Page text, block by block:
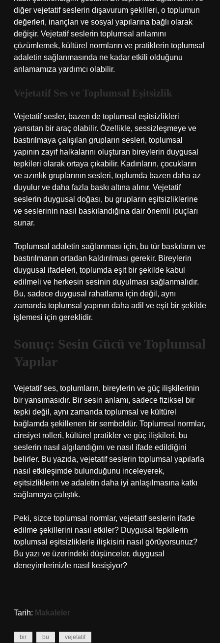
diğer vejetatif seslerin dışavurum şekilleri, o toplumun
değerleri, inançları ve sosyal yapılarına bağlı olarak
değişir. Vejetatif seslerin toplumsal anlamını
çözümlemek, kültürel normların ve pratiklerin toplumsal
adaletin sağlanmasında ne kadar etkili olduğunu
anlamamıza yardımcı olabilir.
Vejetatif Ses ve Toplumsal Eşitsizlik
Vejetatif sesler, bazen de toplumsal eşitsizlikleri
yansıtan bir araç olabilir. Özellikle, sessizleşmeye ve
bastırılmaya çalışılan grupların sesleri, toplumsal
yapının zayıf halkalarını oluşturan bireylerin duygusal
tepkileri olarak ortaya çıkabilir. Kadınların, çocukların
ve azınlık gruplarının sesleri, toplumda bazen daha az
duyulur ve daha fazla baskı altına alınır. Vejetatif
seslerin duygusal doğası, bu grupların eşitsizliklerine
ve seslerinin nasıl baskılandığına dair önemli ipuçları
sunar.
Toplumsal adaletin sağlanması için, bu tür baskıların ve
bastırılmanın ortadan kaldırılması gerekir. Bireylerin
duygusal ifadeleri, toplumda eşit bir şekilde kabul
edilmeli ve herkesin sesinin duyulması sağlanmalıdır.
Bu, sadece duygusal rahatlama için değil, aynı
zamanda toplumsal yapının daha adil ve eşit bir şekilde
işlemesi için gereklidir.
Sonuç: Sesin Gücü ve Toplumsal
Yapılar
Vejetatif ses, toplumların, bireylerin ve güç ilişkilerinin
bir yansımasıdır. Bir sesin anlamı, sadece fiziksel bir
tepki değil, aynı zamanda toplumsal ve kültürel
bağlamda şekillenen bir semboldür. Toplumsal normlar,
cinsiyet rolleri, kültürel pratikler ve güç ilişkileri, bu
seslerin nasıl algılandığını ve nasıl ifade edildiğini
belirler. Bu yazıda, vejetatif seslerin toplumsal yapılarla
nasıl etkileşimde bulunduğunu inceleyerek,
eşitsizliklerin ve adaletin daha iyi anlaşılmasına katkı
sağlamaya çalıştık.
Peki, sizce toplumsal normlar, vejetatif seslerin ifade
edilme şekillerini nasıl etkiler? Duygusal tepkilerin
toplumsal eşitsizliklerle ilişkisini nasıl görüyorsunuz?
Bu yazı ve üzerindeki düşünceler, duygusal
deneyimlerinizle nasıl kesişiyor?
Tarih: Makaleler
bir bu vejetatif